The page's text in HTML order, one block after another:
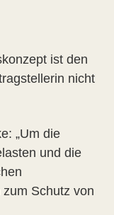
ist den
nicht
„Um die
und die
Schutz von